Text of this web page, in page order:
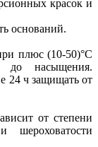
красок и
оснований.
плюс (10-50)°С
до насыщения.
24 ч защищать от
от степени
шероховатости